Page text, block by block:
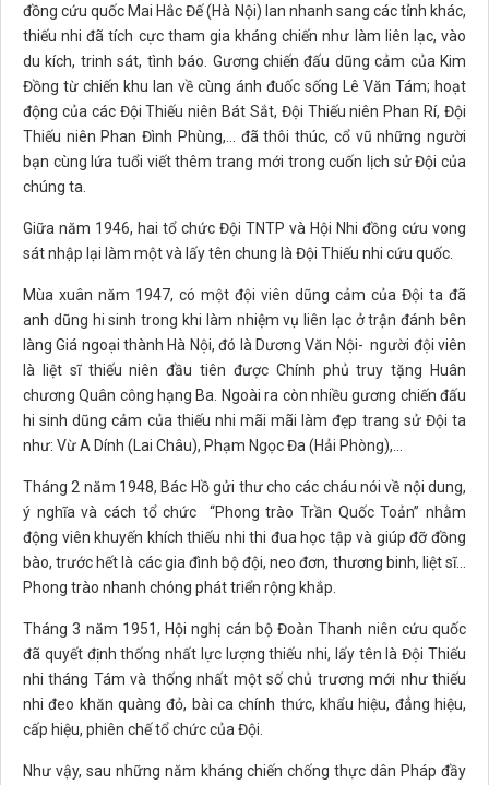
đồng cứu quốc Mai Hắc Đế (Hà Nội) lan nhanh sang các tỉnh khác,
thiếu nhi đã tích cực tham gia kháng chiến như làm liên lạc, vào
du kích, trinh sát, tình báo. Gương chiến đấu dũng cảm của Kim
Đồng từ chiến khu lan về cùng ánh đuốc sống Lê Văn Tám; hoạt
động của các Đội Thiếu niên Bát Sắt, Đội Thiếu niên Phan Rí, Đội
Thiếu niên Phan Đình Phùng,... đã thôi thúc, cổ vũ những người
bạn cùng lứa tuổi viết thêm trang mới trong cuốn lịch sử Đội của
chúng ta.
Giữa năm 1946, hai tổ chức Đội TNTP và Hội Nhi đồng cứu vong
sát nhập lại làm một và lấy tên chung là Đội Thiếu nhi cứu quốc.
Mùa xuân năm 1947, có một đội viên dũng cảm của Đội ta đã
anh dũng hi sinh trong khi làm nhiệm vụ liên lạc ở trận đánh bên
làng Giá ngoại thành Hà Nội, đó là Dương Văn Nội- người đội viên
là liệt sĩ thiếu niên đầu tiên được Chính phủ truy tặng Huân
chương Quân công hạng Ba. Ngoài ra còn nhiều gương chiến đấu
hi sinh dũng cảm của thiếu nhi mãi mãi làm đẹp trang sử Đội ta
như: Vừ A Dính (Lai Châu), Phạm Ngọc Đa (Hải Phòng),...
Tháng 2 năm 1948, Bác Hồ gửi thư cho các cháu nói về nội dung,
ý nghĩa và cách tổ chức “Phong trào Trần Quốc Toản” nhằm
động viên khuyến khích thiếu nhi thi đua học tập và giúp đỡ đồng
bào, trước hết là các gia đình bộ đội, neo đơn, thương binh, liệt sĩ...
Phong trào nhanh chóng phát triển rộng khắp.
Tháng 3 năm 1951, Hội nghị cán bộ Đoàn Thanh niên cứu quốc
đã quyết định thống nhất lực lượng thiếu nhi, lấy tên là Đội Thiếu
nhi tháng Tám và thống nhất một số chủ trương mới như thiếu
nhi đeo khăn quàng đỏ, bài ca chính thức, khẩu hiệu, đẳng hiệu,
cấp hiệu, phiên chế tổ chức của Đội.
Như vậy, sau những năm kháng chiến chống thực dân Pháp đầy